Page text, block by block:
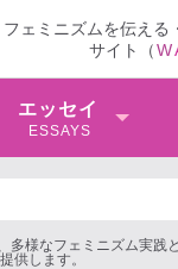
フェミニズムを伝える
サイト（W
エッセイ
ESSAYS
様なフェミニズム実践
供します。